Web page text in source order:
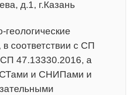
д.1, г.Казань
в соответствии с СП
47.13330.2016, а
и СНИПами и